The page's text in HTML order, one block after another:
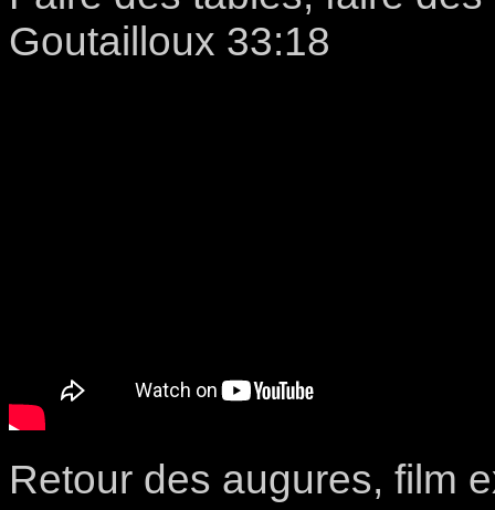
Goutailloux 33:18
Retour des augures, film